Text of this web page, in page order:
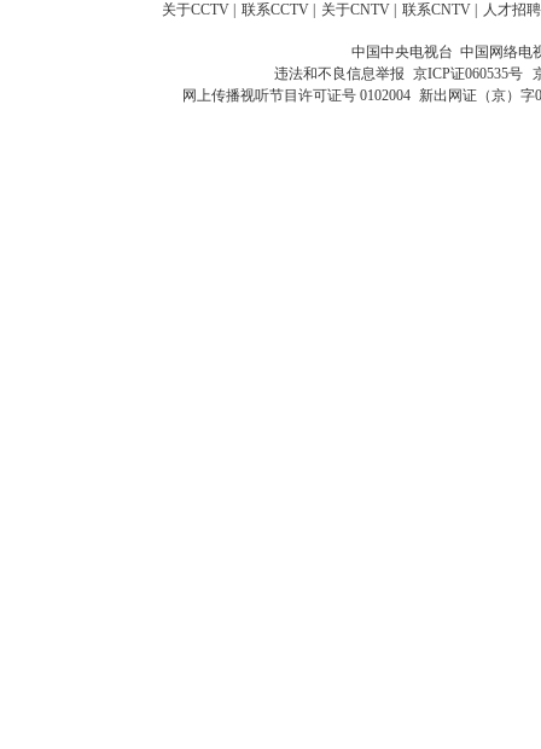
关于CCTV 联系CCTV 关于CNTV 联系CNTV 人才招聘
中国中央电视台 中国网络电
违法和不良信息举报 京ICP证060535号
网上传播视听节目许可证号 0102004 新出网证（京）